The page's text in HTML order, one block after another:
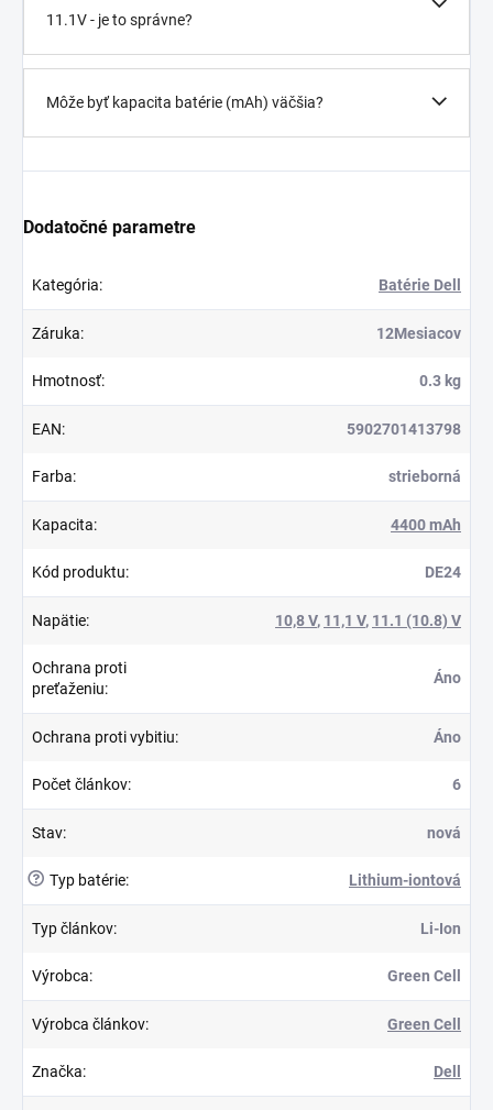
11.1V - je to správne?
Môže byť kapacita batérie (mAh) väčšia?
Dodatočné parametre
Kategória: Batérie Dell
Záruka: 12Mesiacov
Hmotnosť: 0.3 kg
EAN: 5902701413798
Farba: strieborná
Kapacita: 4400 mAh
Kód produktu: DE24
Napätie: 10,8 V, 11,1 V, 11.1 (10.8) V
Ochrana proti
preťaženiu:
Áno
Ochrana proti vybitiu: Áno
Počet článkov: 6
Stav: nová
? Typ batérie: Lithium-iontová
Typ článkov: Li-Ion
Výrobca: Green Cell
Výrobca článkov: Green Cell
Značka: Dell